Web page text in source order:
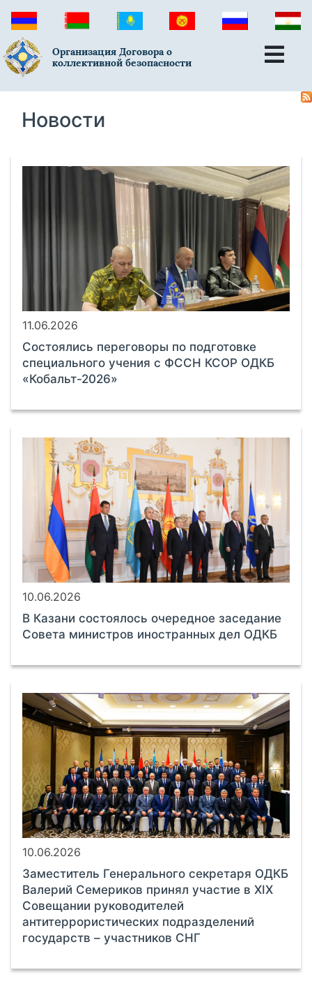
Организация Договора о
коллективной безопасности
Новости
11.06.2026
Состоялись переговоры по подготовке
специального учения с ФССН КСОР ОДКБ
«Кобальт-2026»
10.06.2026
В Казани состоялось очередное заседание
Совета министров иностранных дел ОДКБ
10.06.2026
Заместитель Генерального секретаря ОДКБ
Валерий Семериков принял участие в XIX
Совещании руководителей
антитеррористических подразделений
государств – участников СНГ